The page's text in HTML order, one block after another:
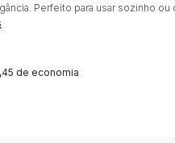
Perfeito para usar sozinho ou
de economia